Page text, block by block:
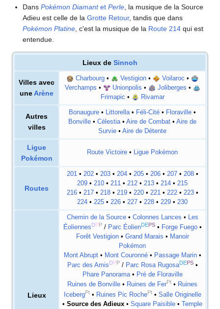
DansPokémon DiamantetPerle , la musique de la Source
Adieu est celle de laGrotte Retour, tandis que dans
Pokémon Platine , c'est la musique de la Route 214 qui est
entendue.
Lieux de Sinnoh
Villes avec
une Arène
Charbourg • Vestigion • Voilaroc •
Verchamps • Unionpolis • Joliberges •
Frimapic • Rivamar
Autres
villes
Bonaugure • Littorella• Féli-Cité • Floraville •
Bonville • Célestia• Aire de Combat • Aire de
Survie • Aire de Détente
Ligue
Pokémon
Route Victoire • Ligue Pokémon
Routes
201• 202• 203• 204• 205• 206• 207• 208•
209 • 210 • 211 • 212 • 213 • 214 • 215
216• 217• 218• 219• 220• 221• 222• 223•
224 • 225 • 226 • 227 • 228 • 229 • 230
Lieux
Chemin de la Source• Colonnes Lances • Les
ÉoliennesDPP / Parc ÉolienDEPS• Forge Fuego•
Forêt Vestigion• Grand Marais • Manoir
Pokémon
Mont Abrupt• Mont Couronné• Passage Marin•
Parc des Amis DPP / Parc Rosa Rugosa DEPS•
Phare Panorama• Pré de Floraville
Ruines de Bonville • Ruines de FerPt • Ruines
IcebergPt• Ruines Pic RochePt• Salle Originelle
• Source des Adieux • Square Paisible • Temple